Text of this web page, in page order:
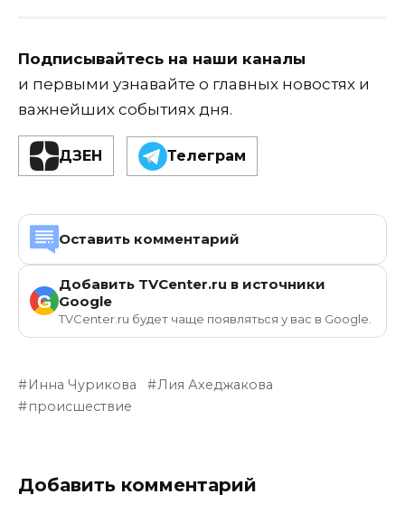
Подписывайтесь на наши каналы
и первыми узнавайте о главных новостях и
важнейших событиях дня.
ДЗЕН Телеграм
Оставить комментарий
G
Добавить TVCenter.ru в источники
Google
TVCenter.ru будет чаще появляться у вас в Google.
Инна Чурикова
Лия Ахеджакова
происшествие
Добавить комментарий